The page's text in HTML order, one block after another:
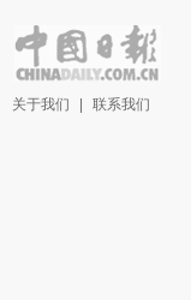
关于我们 联系我们